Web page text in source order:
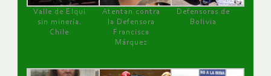
Valle de Elqui
sin minería.
Chile
Atentan contra
la Defensora
Francisca
Márquez
Defensoras de
Bolivia